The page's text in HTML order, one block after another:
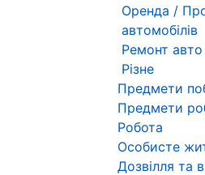
Оренда /
автомобілів
Ремонт авто
Різне
Предмети
Предмети
Робота
Особисте
Дозвілля та